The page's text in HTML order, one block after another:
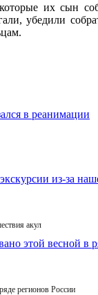
которые их сын
убедили
акул
регионов России